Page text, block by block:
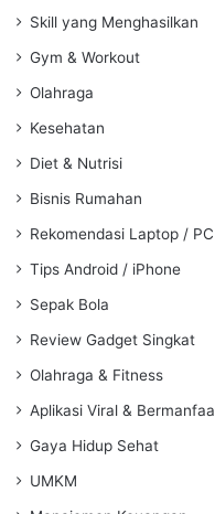
Skill yang Menghasilkan
Gym & Workout
Olahraga
Kesehatan
Diet & Nutrisi
Bisnis Rumahan
Rekomendasi Laptop / PC
Tips Android / iPhone
Sepak Bola
Review Gadget Singkat
Olahraga & Fitness
Aplikasi Viral &
Gaya Hidup Sehat
UMKM